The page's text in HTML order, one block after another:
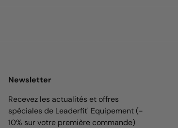
Newsletter
Recevez les actualités et offres
spéciales de Leaderfit' Equipement (-
10% sur votre première commande)